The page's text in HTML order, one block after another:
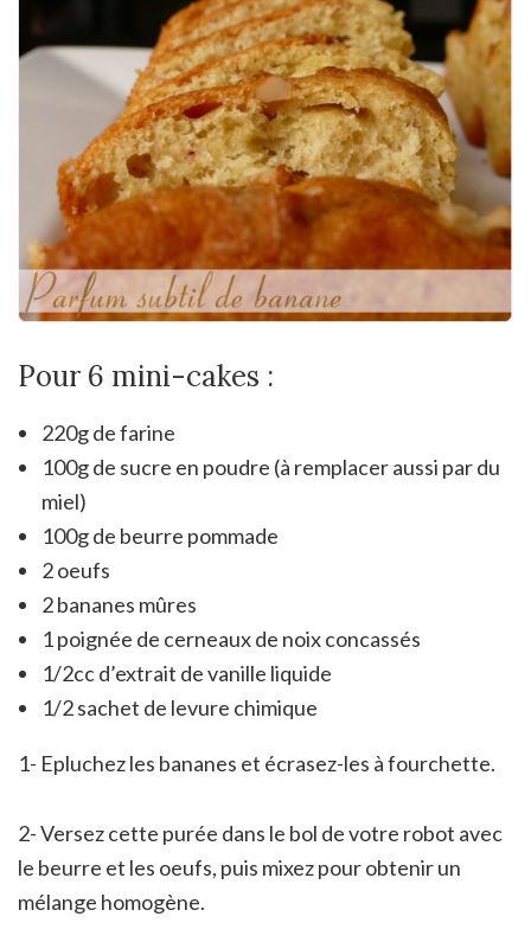
Pour 6 mini-cakes :
220g de farine
100g de sucre en poudre (à remplacer aussi par du
miel)
100g de beurre pommade
2 oeufs
2 bananes mûres
1 poignée de cerneaux de noix concassés
1/2cc d’extrait de vanille liquide
1/2 sachet de levure chimique
1- Epluchez les bananes et écrasez-les à fourchette.
2- Versez cette purée dans le bol de votre robot avec
le beurre et les oeufs, puis mixez pour obtenir un
mélange homogène.